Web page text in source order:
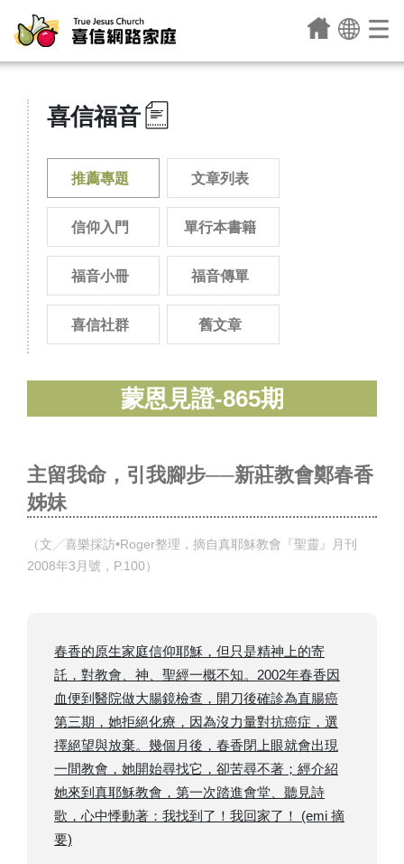
喜信福音
推薦專題 文章列表
信仰入門 單行本書籍
福音小冊 福音傳單
喜信社群 舊文章
蒙恩見證-865期
主留我命，引我腳步──新莊教會鄭春香
姊妹
（文╱喜樂採訪•Roger整理，摘自真耶穌教會『聖靈』月刊
2008年3月號，P.100）
春香的原生家庭信仰耶穌，但只是精神上的寄
託，對教會、神、聖經一概不知。2002年春香因
血便到醫院做大腸鏡檢查，開刀後確診為直腸癌
第三期，她拒絕化療，因為沒力量對抗癌症，選
擇絕望與放棄。幾個月後，春香閉上眼就會出現
一間教會，她開始尋找它，卻苦尋不著；經介紹
她來到真耶穌教會，第一次踏進會堂、聽見詩
歌，心中悸動著：我找到了！我回家了！ (emi 摘
要)